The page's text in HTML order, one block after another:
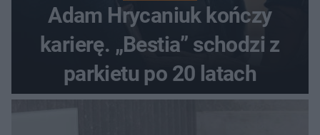
Adam Hrycaniuk kończy
karierę. „Bestia” schodzi z
parkietu po 20 latach